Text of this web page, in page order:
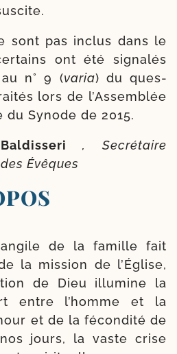
sont pas inclus dans le
ont été signa­lés
n° 9 (varia) du ques­
lors de l’Assemblée
Synode de 2015.
, Secrétaire
Évêques
de la famille fait
la mis­sion de l’Église,
de Dieu illu­mine la
entre l’homme et la
et de la fécon­di­té de
jours, la vaste crise